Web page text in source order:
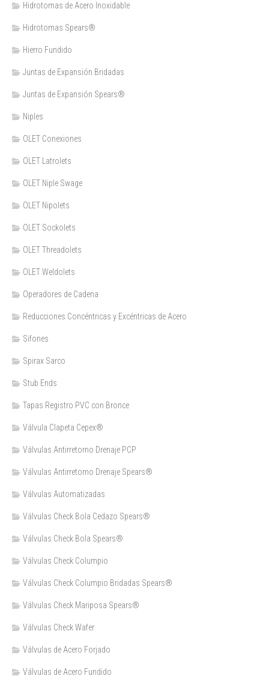
Hidrotomas de Acero Inoxidable
Hidrotomas Spears®
Hierro Fundido
Juntas de Expansión Bridadas
Juntas de Expansión Spears®
Niples
OLET Conexiones
OLET Latrolets
OLET Niple Swage
OLET Nipolets
OLET Sockolets
OLET Threadolets
OLET Weldolets
Operadores de Cadena
Reducciones Concéntricas y Excéntricas de Acero
Sifones
Spirax Sarco
Stub Ends
Tapas Registro PVC con Bronce
Válvula Clapeta Cepex®
Válvulas Antirretorno Drenaje PCP
Válvulas Antirretorno Drenaje Spears®
Válvulas Automatizadas
Válvulas Check Bola Cedazo Spears®
Válvulas Check Bola Spears®
Válvulas Check Columpio
Válvulas Check Columpio Bridadas Spears®
Válvulas Check Mariposa Spears®
Válvulas Check Wafer
Válvulas de Acero Forjado
Válvulas de Acero Fundido